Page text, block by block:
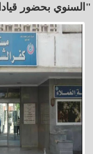
السنوي بحضور قيادات "كهرباء الدلتا"